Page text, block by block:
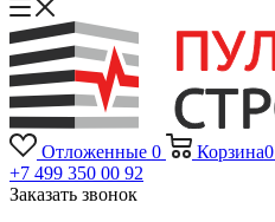
Отложенные 0 Корзина0
+7 499 350 00 92
Заказать звонок